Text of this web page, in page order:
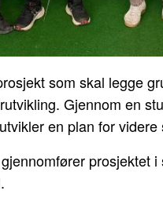
som skal legge
Gjennom en
en plan for videre
prosjektet